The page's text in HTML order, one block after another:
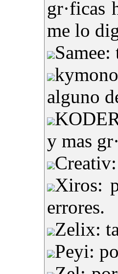
gr·ficas
me lo
alguno
y mas
Xiros:
errores.
Zelix:
Peyi: